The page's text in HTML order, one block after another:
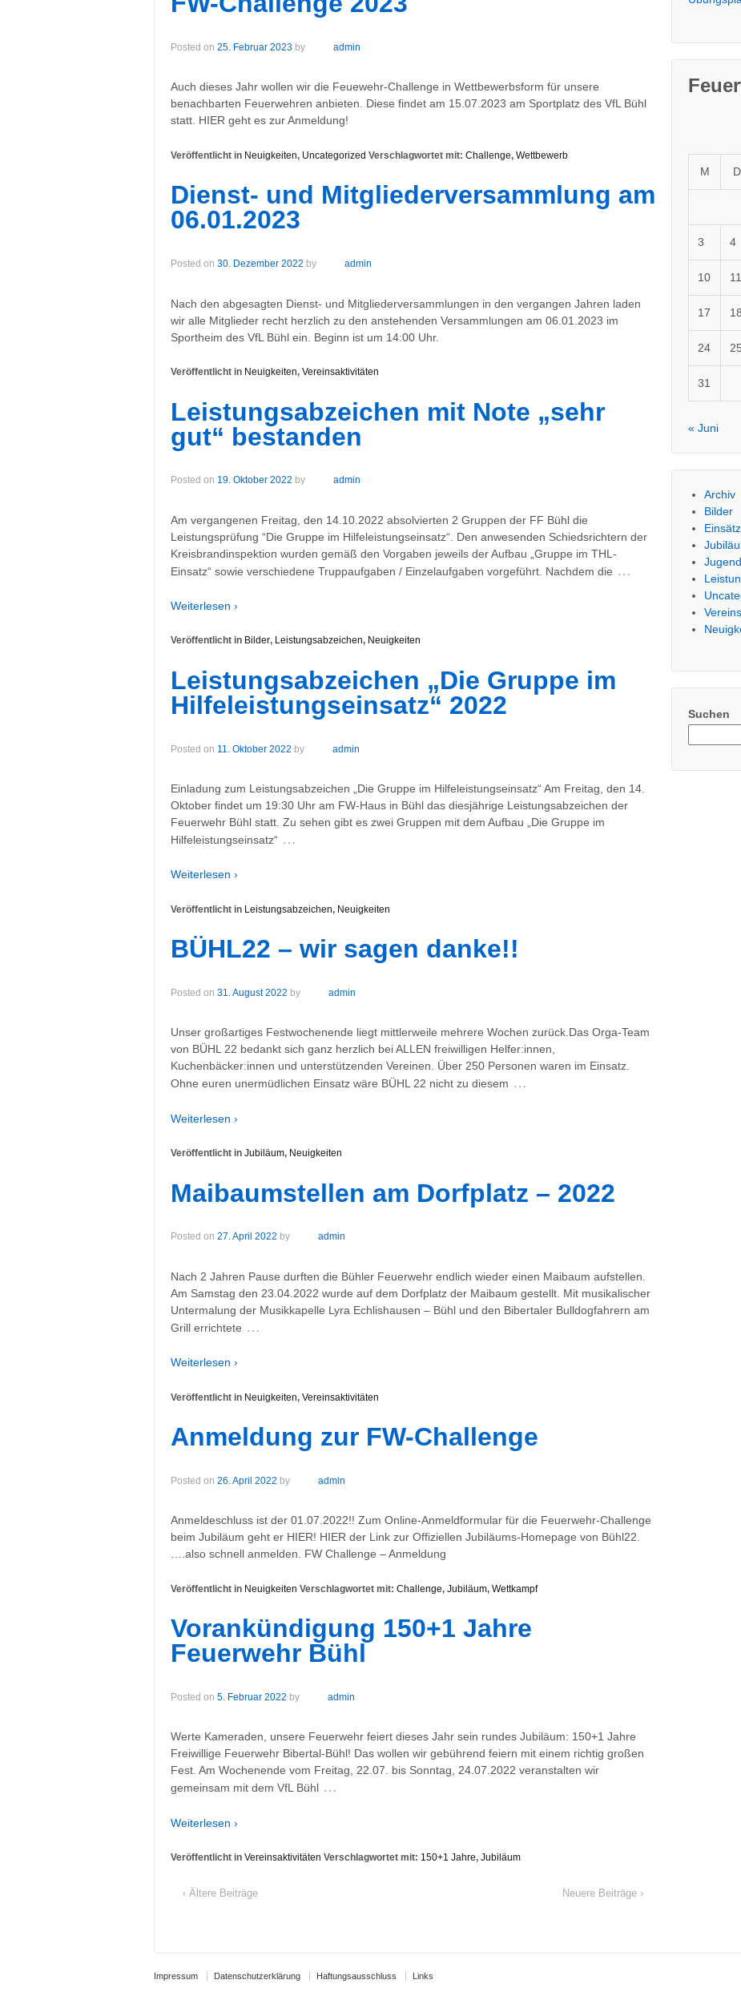
Posted on 25. Februar 2023 by admin
Auch dieses Jahr wollen wir die Feuewehr-Challenge in Wettbewerbsform für unsere
benachbarten Feuerwehren anbieten. Diese findet am 15.07.2023 am Sportplatz des VfL Bühl
statt. HIER geht es zur Anmeldung!
Veröffentlicht in Neuigkeiten, Uncategorized Verschlagwortet mit: Challenge, Wettbewerb
Dienst- und Mitgliederversammlung am
06.01.2023
Posted on 30. Dezember 2022 by admin
Nach den abgesagten Dienst- und Mitgliederversammlungen in den vergangen Jahren laden
wir alle Mitglieder recht herzlich zu den anstehenden Versammlungen am 06.01.2023 im
Sportheim des VfL Bühl ein. Beginn ist um 14:00 Uhr.
Veröffentlicht in Neuigkeiten, Vereinsaktivitäten
Leistungsabzeichen mit Note „sehr
gut“ bestanden
Posted on 19. Oktober 2022 by admin
Am vergangenen Freitag, den 14.10.2022 absolvierten 2 Gruppen der FF Bühl die
Leistungsprüfung “Die Gruppe im Hilfeleistungseinsatz“. Den anwesenden Schiedsrichtern der
Kreisbrandinspektion wurden gemäß den Vorgaben jeweils der Aufbau „Gruppe im THL-
Einsatz“ sowie verschiedene Truppaufgaben / Einzelaufgaben vorgeführt. Nachdem die …
Weiterlesen ›
Veröffentlicht in Bilder, Leistungsabzeichen, Neuigkeiten
Leistungsabzeichen „Die Gruppe im
Hilfeleistungseinsatz“ 2022
Posted on 11. Oktober 2022 by admin
Einladung zum Leistungsabzeichen „Die Gruppe im Hilfeleistungseinsatz“ Am Freitag, den 14.
Oktober findet um 19:30 Uhr am FW-Haus in Bühl das diesjährige Leistungsabzeichen der
Feuerwehr Bühl statt. Zu sehen gibt es zwei Gruppen mit dem Aufbau „Die Gruppe im
Hilfeleistungseinsatz“ …
Weiterlesen ›
Veröffentlicht in Leistungsabzeichen, Neuigkeiten
BÜHL22 – wir sagen danke!!
Posted on 31. August 2022 by admin
Unser großartiges Festwochenende liegt mittlerweile mehrere Wochen zurück.Das Orga-Team
von BÜHL 22 bedankt sich ganz herzlich bei ALLEN freiwilligen Helfer:innen,
Kuchenbäcker:innen und unterstützenden Vereinen. Über 250 Personen waren im Einsatz.
Ohne euren unermüdlichen Einsatz wäre BÜHL 22 nicht zu diesem …
Weiterlesen ›
Veröffentlicht in Jubiläum, Neuigkeiten
Maibaumstellen am Dorfplatz – 2022
Posted on 27. April 2022 by admin
Nach 2 Jahren Pause durften die Bühler Feuerwehr endlich wieder einen Maibaum aufstellen.
Am Samstag den 23.04.2022 wurde auf dem Dorfplatz der Maibaum gestellt. Mit musikalischer
Untermalung der Musikkapelle Lyra Echlishausen – Bühl und den Bibertaler Bulldogfahrern am
Grill errichtete …
Weiterlesen ›
Veröffentlicht in Neuigkeiten, Vereinsaktivitäten
Anmeldung zur FW-Challenge
Posted on 26. April 2022 by admin
Anmeldeschluss ist der 01.07.2022!! Zum Online-Anmeldformular für die Feuerwehr-Challenge
beim Jubiläum geht er HIER! HIER der Link zur Offiziellen Jubiläums-Homepage von Bühl22.
….also schnell anmelden. FW Challenge – Anmeldung
Veröffentlicht in Neuigkeiten Verschlagwortet mit: Challenge, Jubiläum, Wettkampf
Vorankündigung 150+1 Jahre
Feuerwehr Bühl
Posted on 5. Februar 2022 by admin
Werte Kameraden, unsere Feuerwehr feiert dieses Jahr sein rundes Jubiläum: 150+1 Jahre
Freiwillige Feuerwehr Bibertal-Bühl! Das wollen wir gebührend feiern mit einem richtig großen
Fest. Am Wochenende vom Freitag, 22.07. bis Sonntag, 24.07.2022 veranstalten wir
gemeinsam mit dem VfL Bühl …
Weiterlesen ›
Veröffentlicht in Vereinsaktivitäten Verschlagwortet mit: 150+1 Jahre, Jubiläum
‹ Ältere Beiträge Neuere Beiträge ›
M D
3 4
10 11
17 18
24 25
31
« Juni
Archiv
Bilder
Suchen
Impressum Datenschutzerklärung Haftungsausschluss Links